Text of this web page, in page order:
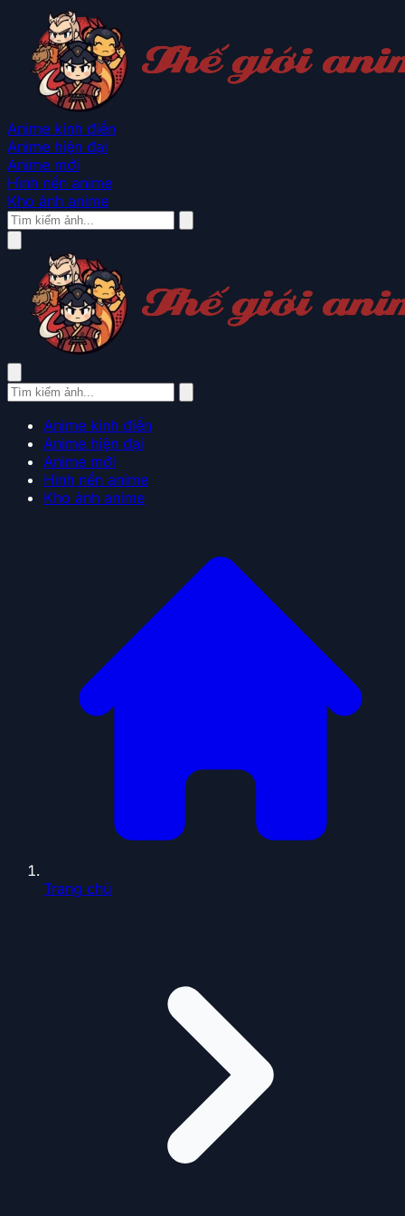
Anime kinh điển
Anime hiện đại
Anime mới
Hình nền anime
Kho ảnh anime
Anime kinh điển
Anime hiện đại
Anime mới
Hình nền anime
Kho ảnh anime
Trang chủ